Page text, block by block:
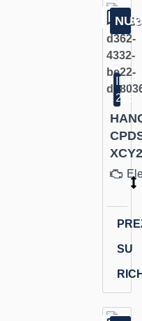
ID:
205
SU